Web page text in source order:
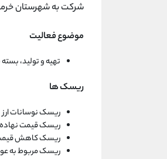
شرکت به شهرستان
موضوع فعالیت
تهیه و تولید،
ریسک ها
ریسک نوسانات ارز
ریسک قیمت
ریسک کاهش
ریسک مربوط به